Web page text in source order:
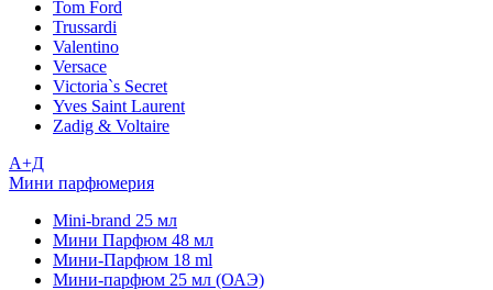
Tom Ford
Trussardi
Valentino
Versace
Victoria`s Secret
Yves Saint Laurent
Zadig & Voltaire
А+Д
Мини парфюмерия
Mini-brand 25 мл
Мини Парфюм 48 мл
Мини-Парфюм 18 ml
Мини-парфюм 25 мл (ОАЭ)